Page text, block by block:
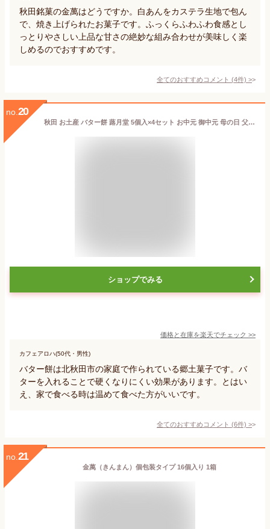
秋田銘菓の金萬はどうですか。白あんをカステラ生地で包ん
で、焼き上げられたお菓子です。ふっくらふわふわ食感とし
っとりやさしい上品な甘さの絶妙な組み合わせが美味しく楽
しめるのでおすすめです。
全てのおすすめコメント (4件) >
no. 20
秋田 お土産 バター餅 蕗月堂 5個入×4セット お中元 御中元 母の日 父の日 和菓子 お歳暮 御歳暮 新築 引越し 金婚式 銀婚式 記念日 お祝い
ショップでみる
価格と在庫を楽天でチェック >>
カフェアロハ(50代・男性)
バター餅は北秋田市の家庭で作られている郷土菓子です。バ
ターを入れることで硬くなりにくい効果があります。とはい
え、家で食べる時は温めて食べた方がいいです。
全てのおすすめコメント (6件) >
no. 21
金萬（きんまん）個包装タイプ 16個入り 1箱